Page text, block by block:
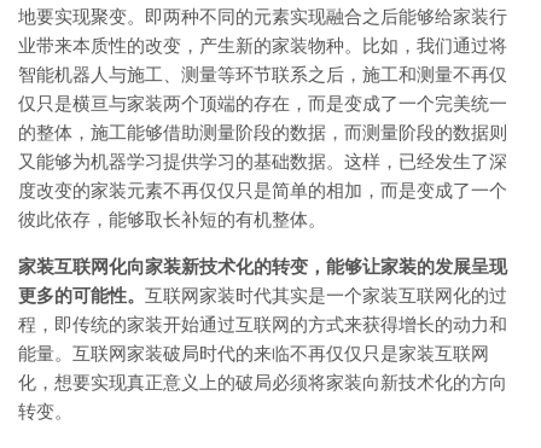
地要实现聚变。即两种不同的元素实现融合之后能够给家装行
业带来本质性的改变，产生新的家装物种。比如，我们通过将
智能机器人与施工、测量等环节联系之后，施工和测量不再仅
仅只是横亘与家装两个顶端的存在，而是变成了一个完美统一
的整体，施工能够借助测量阶段的数据，而测量阶段的数据则
又能够为机器学习提供学习的基础数据。这样，已经发生了深
度改变的家装元素不再仅仅只是简单的相加，而是变成了一个
彼此依存，能够取长补短的有机整体。
家装互联网化向家装新技术化的转变，能够让家装的发展呈现
更多的可能性。 互联网家装时代其实是一个家装互联网化的过
程，即传统的家装开始通过互联网的方式来获得增长的动力和
能量。互联网家装破局时代的来临不再仅仅只是家装互联网
化，想要实现真正意义上的破局必须将家装向新技术化的方向
转变。